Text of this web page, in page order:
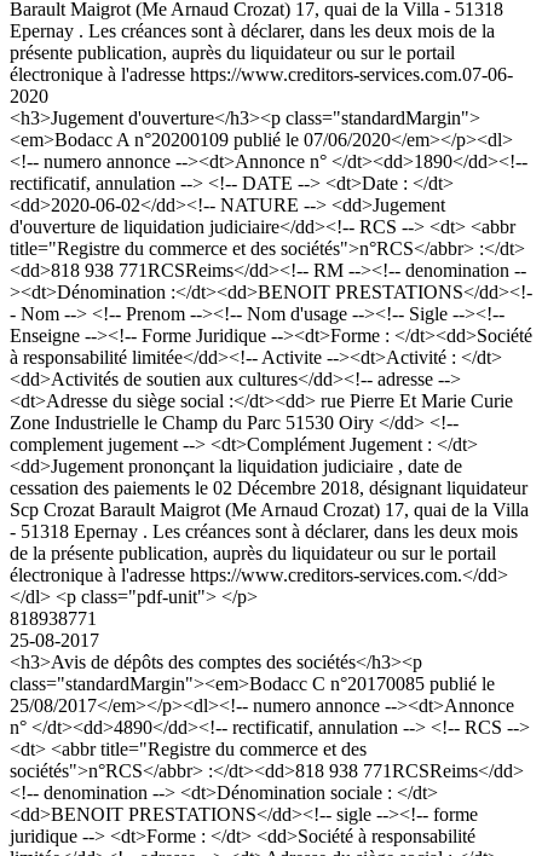
Barault Maigrot (Me Arnaud Crozat) 17, quai de la Villa - 51318
Epernay . Les créances sont à déclarer, dans les deux mois de la
présente publication, auprès du liquidateur ou sur le portail
électronique à l'adresse https://www.creditors-services.com.07-06-
2020
<h3>Jugement d'ouverture</h3><p class="standardMargin">
<em>Bodacc A n°20200109 publié le 07/06/2020</em></p><dl>
<!-- numero annonce --><dt>Annonce n° </dt><dd>1890</dd><!--
rectificatif, annulation --> <!-- DATE --> <dt>Date : </dt>
<dd>2020-06-02</dd><!-- NATURE --> <dd>Jugement
d'ouverture de liquidation judiciaire</dd><!-- RCS --> <dt> <abbr
title="Registre du commerce et des sociétés">n°RCS</abbr> :</dt>
<dd>818 938 771RCSReims</dd><!-- RM --><!-- denomination --
><dt>Dénomination :</dt><dd>BENOIT PRESTATIONS</dd><!-
- Nom --> <!-- Prenom --><!-- Nom d'usage --><!-- Sigle --><!--
Enseigne --><!-- Forme Juridique --><dt>Forme : </dt><dd>Société
à responsabilité limitée</dd><!-- Activite --><dt>Activité : </dt>
<dd>Activités de soutien aux cultures</dd><!-- adresse -->
<dt>Adresse du siège social :</dt><dd> rue Pierre Et Marie Curie
Zone Industrielle le Champ du Parc 51530 Oiry </dd> <!--
complement jugement --> <dt>Complément Jugement : </dt>
<dd>Jugement prononçant la liquidation judiciaire , date de
cessation des paiements le 02 Décembre 2018, désignant liquidateur
Scp Crozat Barault Maigrot (Me Arnaud Crozat) 17, quai de la Villa
- 51318 Epernay . Les créances sont à déclarer, dans les deux mois
de la présente publication, auprès du liquidateur ou sur le portail
électronique à l'adresse https://www.creditors-services.com.</dd>
</dl> <p class="pdf-unit"> </p>
818938771
25-08-2017
<h3>Avis de dépôts des comptes des sociétés</h3><p
class="standardMargin"><em>Bodacc C n°20170085 publié le
25/08/2017</em></p><dl><!-- numero annonce --><dt>Annonce
n° </dt><dd>4890</dd><!-- rectificatif, annulation --> <!-- RCS -->
<dt> <abbr title="Registre du commerce et des
sociétés">n°RCS</abbr> :</dt><dd>818 938 771RCSReims</dd>
<!-- denomination --> <dt>Dénomination sociale : </dt>
<dd>BENOIT PRESTATIONS</dd><!-- sigle --><!-- forme
juridique --> <dt>Forme : </dt> <dd>Société à responsabilité